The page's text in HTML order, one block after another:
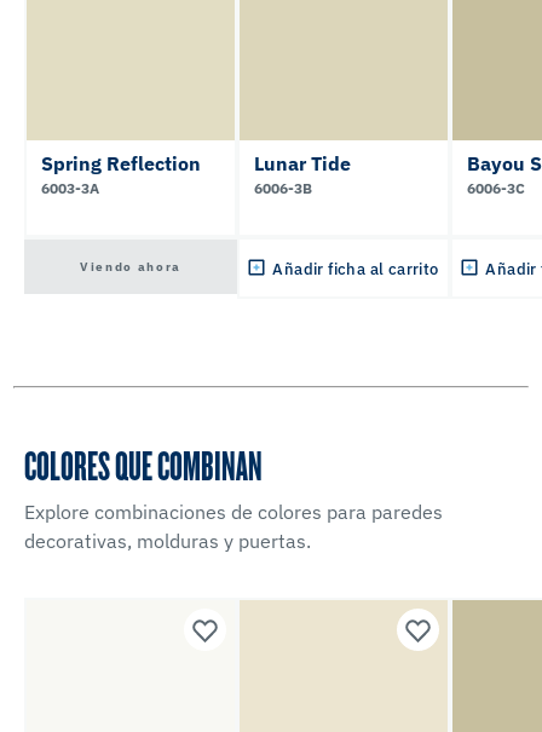
Spring Reflection
6003-3A
Viendo ahora
Lunar Tide
6006-3B
Añadir ficha al carrito
Bayou
6006-3C
Añadir
COLORES QUE COMBINAN
Explore combinaciones de colores para paredes
decorativas, molduras y puertas.